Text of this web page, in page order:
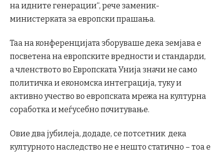
на идните генерации“, рече заменик-
министерката за европски прашања.
Таа на конференцијата зборуваше дека земјава е
посветена на европските вредности и стандарди,
а членството во Европската Унија значи не само
политичка и економска интеграција, туку и
активно учество во европската мрежа на културна
соработка и меѓусебно почитување.
Овие два јубилеја, додаде, се потсетник дека
културното наследство не е нешто статично – тоа е